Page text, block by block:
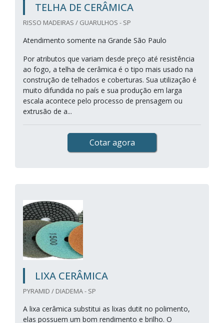
TELHA DE CERÂMICA
RISSO MADEIRAS / GUARULHOS - SP
Atendimento somente na Grande São Paulo
Por atributos que variam desde preço até resistência
ao fogo, a telha de cerâmica é o tipo mais usado na
construção de telhados e coberturas. Sua utilização é
muito difundida no país e sua produção em larga
escala acontece pelo processo de prensagem ou
extrusão de a...
Cotar agora
LIXA CERÂMICA
PYRAMID / DIADEMA - SP
A lixa cerâmica substitui as lixas dutit no polimento,
elas possuem um bom rendimento e brilho. O